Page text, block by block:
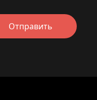
Отправить